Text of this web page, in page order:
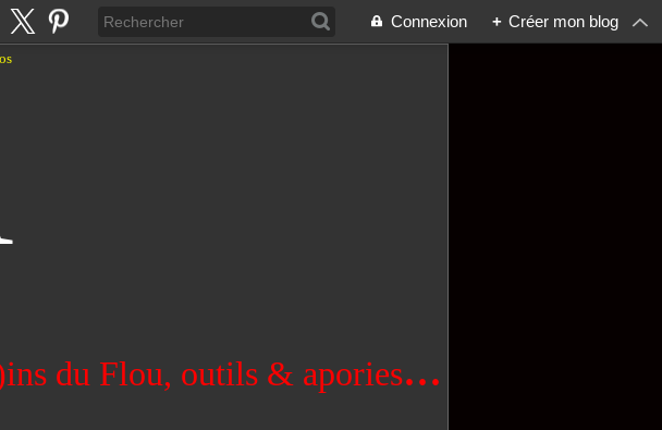
Connexion + Créer mon blog
du Flou, outils & apories...